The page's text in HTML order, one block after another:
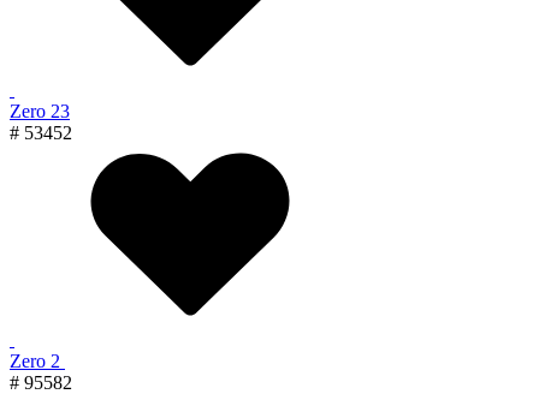
Zero 23
# 53452
Zero 2
# 95582